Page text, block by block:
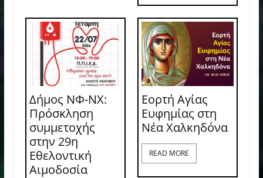
Δήμος ΝΦ-ΝΧ:
Πρόσκληση
συμμετοχής
στην 29η
Εθελοντική
Αιμοδοσία
Εορτή Αγίας
Ευφημίας στη
Νέα Χαλκηδόνα
READ MORE